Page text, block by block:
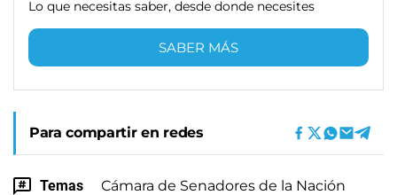
Lo que necesitas saber, desde donde necesites
SABER MÁS
Para compartir en redes
Temas
Cámara de Senadores de la Nación